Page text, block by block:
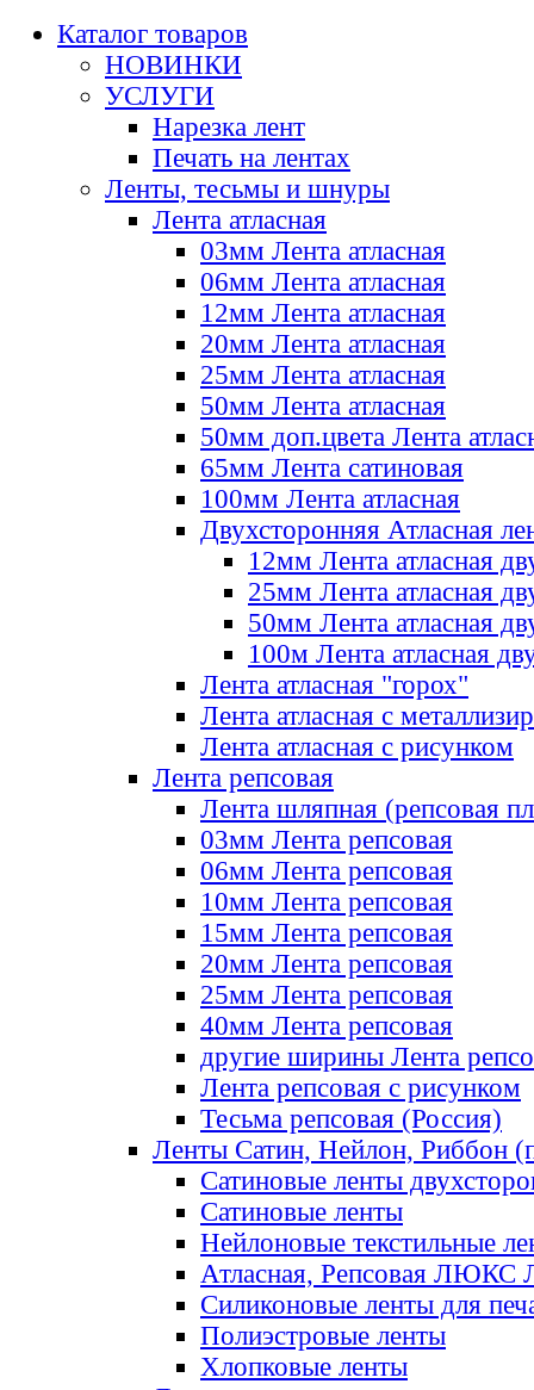
Каталог товаров
НОВИНКИ
УСЛУГИ
Нарезка лент
Печать на лентах
Ленты, тесьмы и шнуры
Лента атласная
03мм Лента атласная
06мм Лента атласная
12мм Лента атласная
20мм Лента атласная
25мм Лента атласная
50мм Лента атласная
50мм доп.цвета Лента
65мм Лента сатиновая
100мм Лента атласная
Двухсторонняя Атласная
12мм Лента атласная
25мм Лента атласная
50мм Лента атласная
100м Лента атласная
Лента атласная "горох"
Лента атласная с
Лента атласная с рисунком
Лента репсовая
Лента шляпная (репсовая
03мм Лента репсовая
06мм Лента репсовая
10мм Лента репсовая
15мм Лента репсовая
20мм Лента репсовая
25мм Лента репсовая
40мм Лента репсовая
другие ширины Лента
Лента репсовая с рисунком
Тесьма репсовая (Россия)
Ленты Сатин, Нейлон, Риббон
Сатиновые ленты
Сатиновые ленты
Нейлоновые текстильные
Атласная, Репсовая ЛЮКС
Силиконовые ленты для
Полиэстровые ленты
Хлопковые ленты